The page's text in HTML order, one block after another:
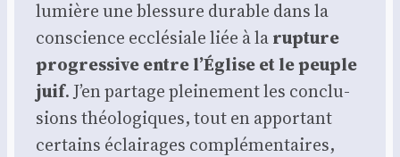
lumière une bles­sure durable dans la
conscience ecclé­siale liée à larup­ture
pro­gres­sive entre l’Église et le peuple
juif. J’en par­tage plei­ne­ment les conclu­
sions théo­lo­giques, tout en appor­tant
cer­tains éclai­rages com­plé­men­taires,